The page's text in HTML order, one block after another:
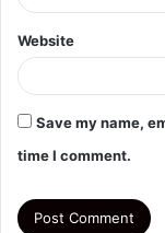
Website
Save my name,
time I comment.